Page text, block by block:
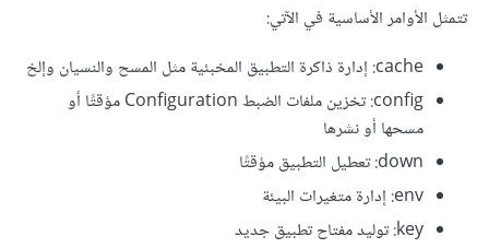
تتمثل الأوامر الأساسية في الآتي:
cache: إدارة ذاكرة التطبيق المخبئية مثل المسح والنسيان وإلخ
config: تخزين ملفات الضبط Configuration مؤقتًا أو
مسحها أو نشرها
down: تعطيل التطبيق مؤقتًا
env: إدارة متغيرات البيئة
key: توليد مفتاح تطبيق جديد